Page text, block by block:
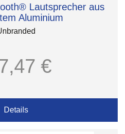
Lautsprecher aus
Aluminium
€
Details